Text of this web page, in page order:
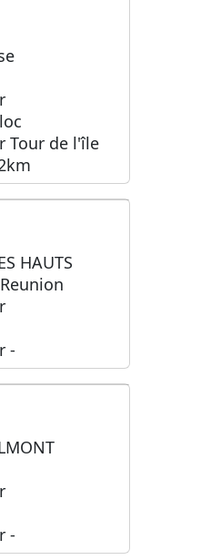
Tour de l'île
HAUTS
-
-